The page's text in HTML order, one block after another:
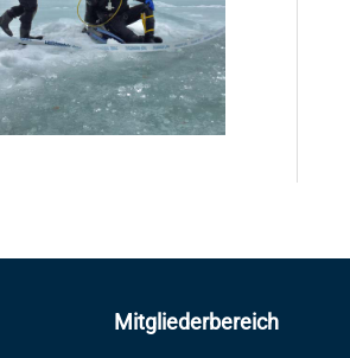
Mitgliederbereich